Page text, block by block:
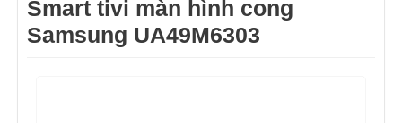
Smart tivi màn hình cong
Samsung UA49M6303